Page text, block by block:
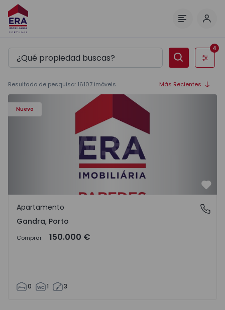
Filtros
4
Resultado de pesquisa: 16107 imóveis Más Recientes
Nuevo
Apartamento T0 Paredes, Gandra - 1575265 - 1
Gandra, Porto
Apartamento
Gandra, Porto
Comprar 150.000 €
0 1 3